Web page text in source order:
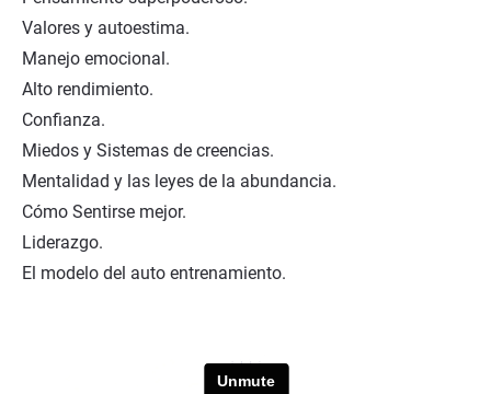
Valores y autoestima.
Manejo emocional.
Alto rendimiento.
Confianza.
Miedos y Sistemas de creencias.
Mentalidad y las leyes de la abundancia.
Cómo Sentirse mejor.
Liderazgo.
El modelo del auto entrenamiento.